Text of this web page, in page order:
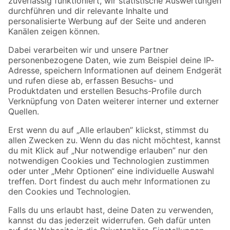
Zur Newsletter Anmeldung
Folge uns
Zahlungsarten Versandarten
Sicher einkaufen
Jetzt die toom-App herunterladen
Alle Preisangaben in EUR inkl. gesetzl. MwSt.. Die dargestellten Angebote sind unter